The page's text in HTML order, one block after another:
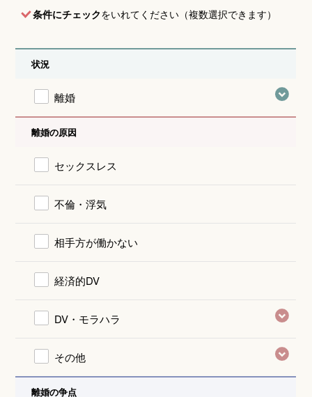
条件にチェックをいれてください（複数選択できます）
状況
離婚
離婚の原因
セックスレス
不倫・浮気
相手方が働かない
経済的DV
DV・モラハラ
その他
離婚の争点